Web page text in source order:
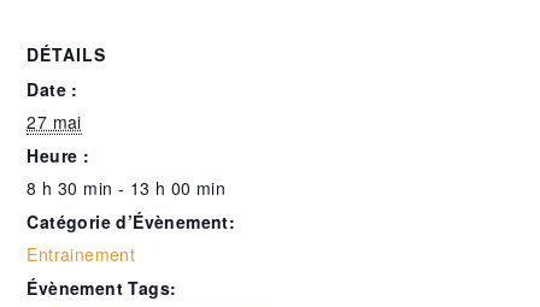
DÉTAILS
Date :
27 mai
Heure :
8 h 30 min - 13 h 00 min
Catégorie d’Évènement:
Entrainement
Évènement Tags: